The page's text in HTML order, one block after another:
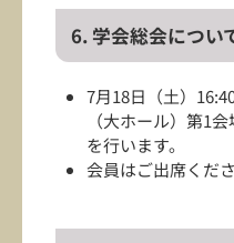
6. 学会総会につい
7月18日（土）
（大ホール）第1
を行います。
会員はご出席くださ